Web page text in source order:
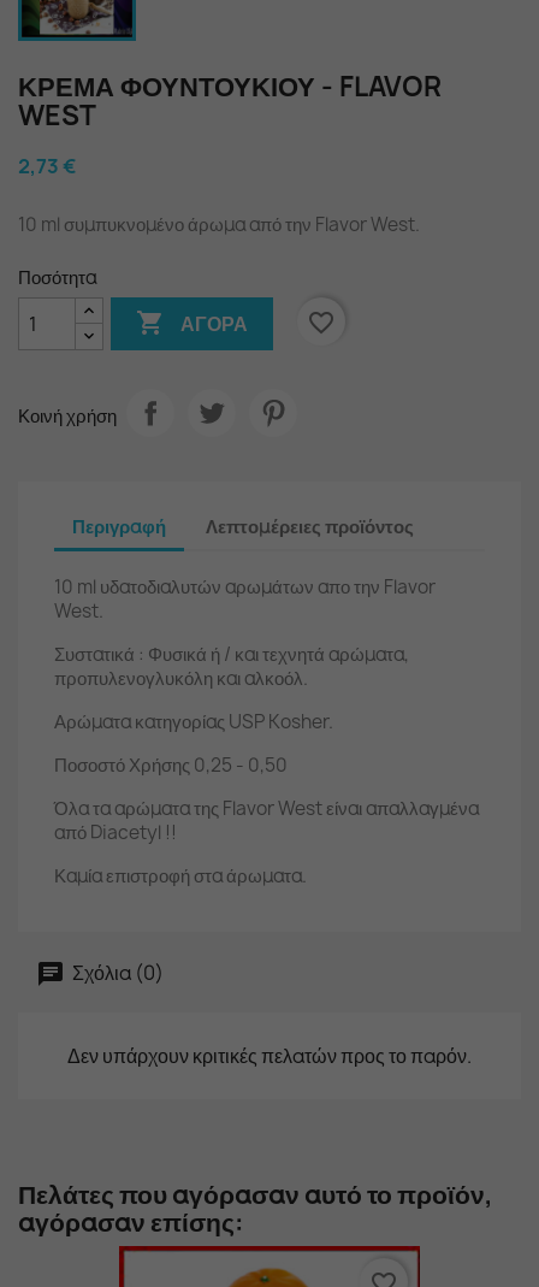
ΚΡΈΜΑ ΦΟΥΝΤΟΥΚΙΟΎ - FLAVOR
WEST
2,73 €
10 ml συμπυκνομένο άρωμα από την Flavor West.
Ποσότητα
 ΑΓΟΡΆ favorite_border
Κοινή χρήση
Περιγραφή Λεπτομέρειες προϊόντος
10 ml υδατοδιαλυτών αρωμάτων απο την Flavor
West.
Συστατικά : Φυσικά ή / και τεχνητά αρώματα,
προπυλενογλυκόλη και αλκοόλ.
Αρώματα κατηγορίας USP Kosher.
Ποσοστό Χρήσης 0,25 - 0,50
Όλα τα αρώματα της Flavor West είναι απαλλαγμένα
από Diacetyl !!
Καμία επιστροφή στα άρωματα.
Σχόλια (0)
Δεν υπάρχουν κριτικές πελατών προς το παρόν.
Πελάτες που αγόρασαν αυτό το προϊόν,
αγόρασαν επίσης: